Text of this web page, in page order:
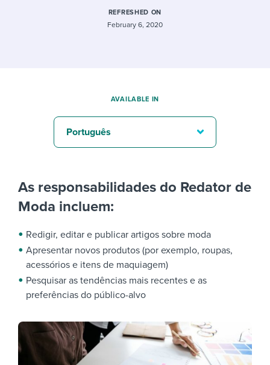
REFRESHED ON
February 6, 2020
As responsabilidades do Redator de
Moda incluem:
Redigir, editar e publicar artigos sobre moda
Apresentar novos produtos (por exemplo, roupas,
acessórios e itens de maquiagem)
Pesquisar as tendências mais recentes e as
preferências do público-alvo
AVAILABLE IN
Português